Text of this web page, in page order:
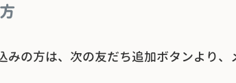
みの方は、次の友だち追加ボタンより、